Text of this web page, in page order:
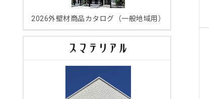
2026外壁材商品カタログ（一般地域用）